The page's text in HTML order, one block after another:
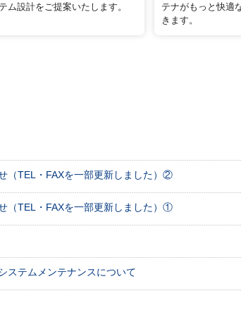
ム設計をご提案いたします。
テナがもっと快適
きます。
（TEL・FAXを一部更新しました）②
（TEL・FAXを一部更新しました）①
ステムメンテナンスについて